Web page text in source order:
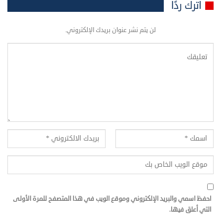
اترك ردًا
لن يتم نشر عنوان بريدك الإلكتروني.
احفظ اسمي والبريد الإلكتروني وموقع الويب في هذا المتصفح للمرة الأولى
التي أعلق فيها.